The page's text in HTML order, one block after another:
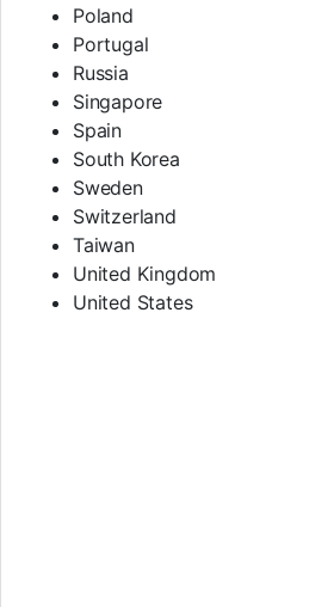
Poland
Portugal
Russia
Singapore
Spain
South Korea
Sweden
Switzerland
Taiwan
United Kingdom
United States